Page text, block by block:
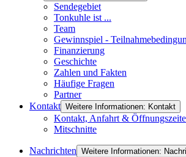
Sendegebiet
Tonkuhle ist ...
Team
Gewinnspiel -
Finanzierung
Geschichte
Zahlen und Fakten
Häufige Fragen
Partner
Kontakt Weitere Informationen: Kontakt
Kontakt, Anfahrt &
Mitschnitte
Nachrichten Weitere Informationen: